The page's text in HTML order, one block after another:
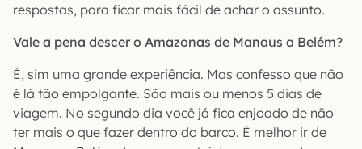
respostas, para ficar mais fácil de achar o assunto.
Vale a pena descer o Amazonas de Manaus a Belém?
É, sim uma grande experiência. Mas confesso que não
é lá tão empolgante. São mais ou menos 5 dias de
viagem. No segundo dia você já fica enjoado de não
ter mais o que fazer dentro do barco. É melhor ir de